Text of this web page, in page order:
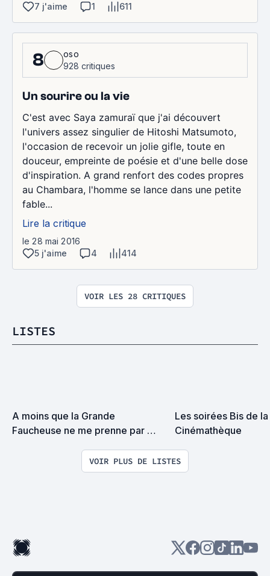
7 j'aime
1 611
8
oso
928 critiques
Un sourire ou la vie
C'est avec Saya zamuraï que j'ai découvert
l'univers assez singulier de Hitoshi Matsumoto,
l'occasion de recevoir un jolie gifle, toute en
douceur, empreinte de poésie et d'une belle dose
d'inspiration. A grand renfort des codes propres
au Chambara, l'homme se lance dans une petite
fable...
Lire la critique
le 28 mai 2016
5 j'aime
4 414
VOIR LES 28 CRITIQUES
LISTES
A moins que la Grande
Faucheuse ne me prenne par
Les soirées Bis de la
Cinémathèque
VOIR PLUS DE LISTES